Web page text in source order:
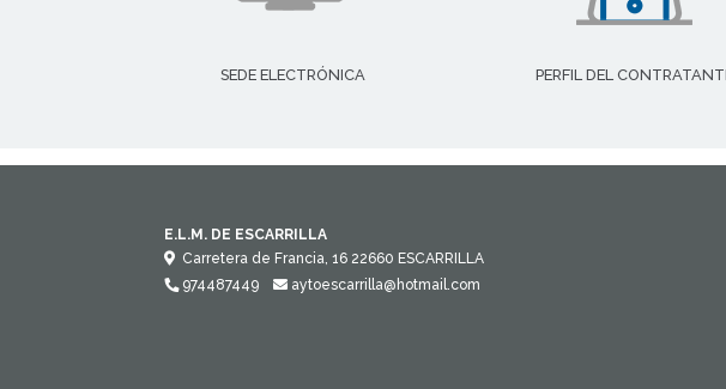
SEDE ELECTRÓNICA PERFIL DEL
E.L.M. DE ESCARRILLA
Carretera de Francia, 16 22660 ESCARRILLA
974487449
aytoescarrilla@hotmail.com